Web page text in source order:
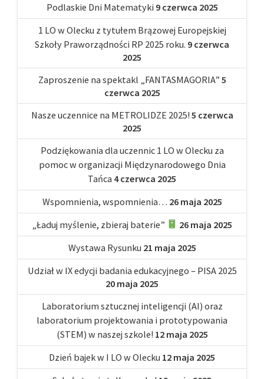
Podlaskie Dni Matematyki 9 czerwca 2025
1 LO w Olecku z tytułem Brązowej Europejskiej
Szkoły Praworządności RP 2025 roku. 9 czerwca
2025
Zaproszenie na spektakl „FANTASMAGORIA” 5
czerwca 2025
Nasze uczennice na METROLIDZE 2025! 5 czerwca
2025
Podziękowania dla uczennic 1 LO w Olecku za
pomoc w organizacji Międzynarodowego Dnia
Tańca 4 czerwca 2025
Wspomnienia, wspomnienia… 26 maja 2025
„Ładuj myślenie, zbieraj baterie”
26 maja 2025
Wystawa Rysunku 21 maja 2025
Udział w IX edycji badania edukacyjnego – PISA 2025
20 maja 2025
Laboratorium sztucznej inteligencji (AI) oraz
laboratorium projektowania i prototypowania
(STEM) w naszej szkole! 12 maja 2025
Dzień bajek w I LO w Olecku 12 maja 2025